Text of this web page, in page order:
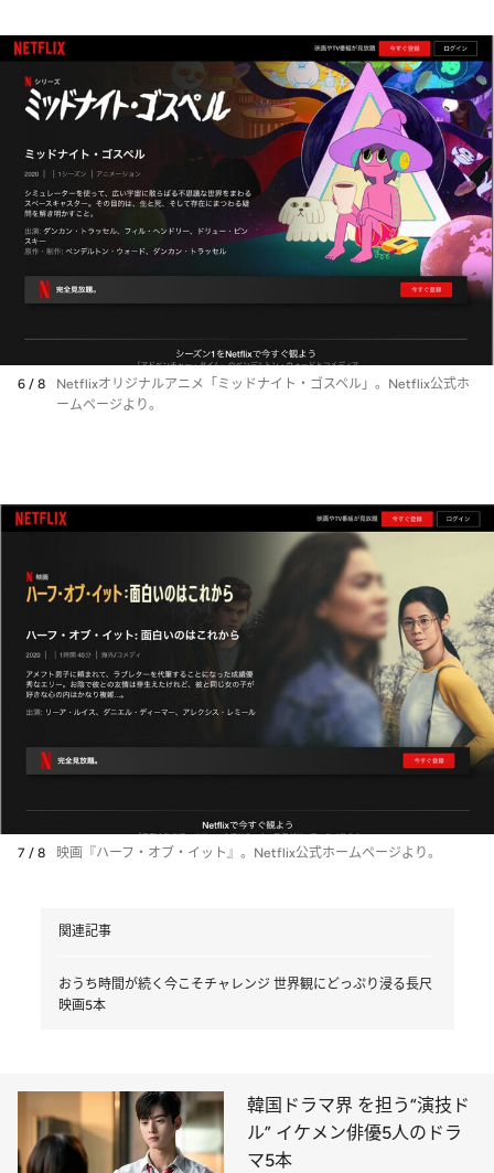
6 / 8
Netflixオリジナルアニメ「ミッドナイト・ゴスペル」。Netflix公式ホ
ームページより。
7 / 8 映画『ハーフ・オブ・イット』。Netflix公式ホームページより。
関連記事
おうち時間が続く今こそチャレンジ 世界観にどっぷり浸る長尺
映画5本
韓国ドラマ界 を担う“演技ド
ル” イケメン俳優5人のドラ
マ5本